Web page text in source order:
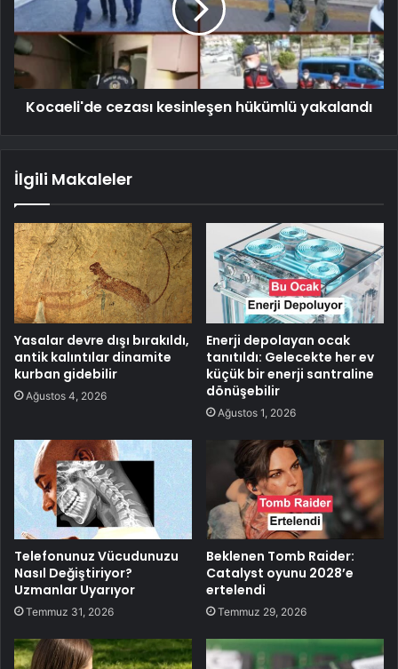
Kocaeli'de cezası kesinleşen hükümlü yakalandı
İlgili Makaleler
Yasalar devre dışı bırakıldı,
antik kalıntılar dinamite
kurban gidebilir
Ağustos 4, 2026
Enerji depolayan ocak
tanıtıldı: Gelecekte her ev
küçük bir enerji santraline
dönüşebilir
Ağustos 1, 2026
Telefonunuz Vücudunuzu
Nasıl Değiştiriyor?
Uzmanlar Uyarıyor
Temmuz 31, 2026
Beklenen Tomb Raider:
Catalyst oyunu 2028’e
ertelendi
Temmuz 29, 2026